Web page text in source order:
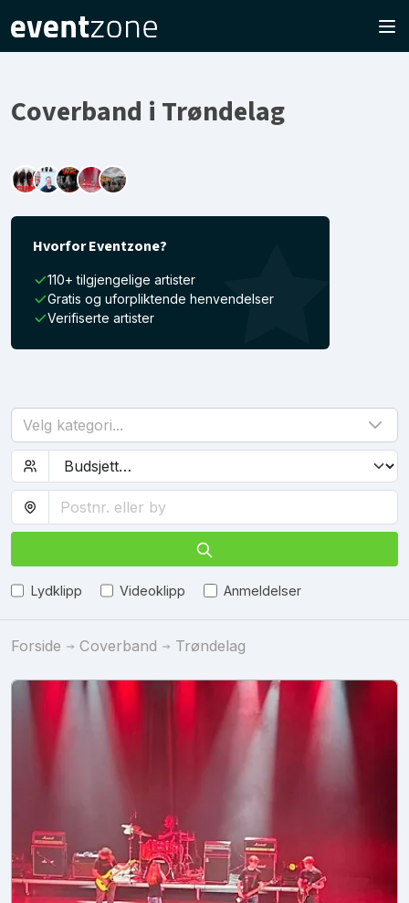
Coverband i Trøndelag
Hvorfor Eventzone?
110+ tilgjengelige artister
Gratis og uforpliktende henvendelser
Verifiserte artister
Velg kategori...
Lydklipp Videoklipp Anmeldelser
Forside Coverband Trøndelag